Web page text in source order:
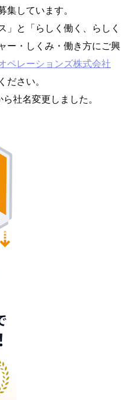
しています。
」と「らしく働く、らしく
ー・しくみ・働き方にご興
ペレーションズ株式会社
ださい。
社名変更しました。